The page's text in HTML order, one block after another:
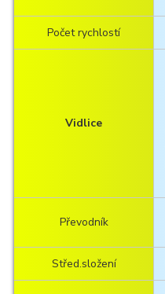
Počet rychlostí
Vidlice
Převodník
Střed.složení